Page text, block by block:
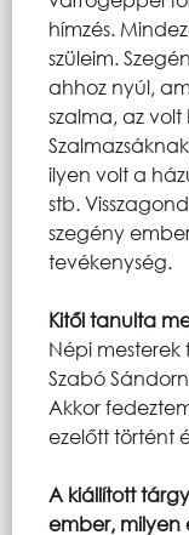
hímzés.
szüleim.
ahhoz nyúl,
szalma, az
ilyen volt a
stb.
szegény
tevékenység.
Kitől tanulta
Népi
Szabó
Akkor
ezelőtt történt
A kiállított
ember, milyen